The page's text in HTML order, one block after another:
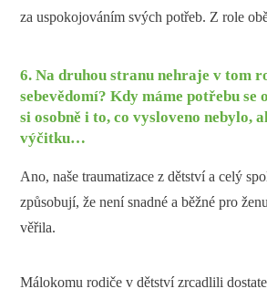
za uspokojováním svých potřeb. Z role
6. Na druhou stranu nehraje v tom
sebevědomí? Kdy máme potřebu se
si osobně i to, co vysloveno nebylo,
výčitku…
Ano, naše traumatizace z dětství a celý
způsobují, že není snadné a běžné pro
věřila.
Málokomu rodiče v dětství zrcadlili